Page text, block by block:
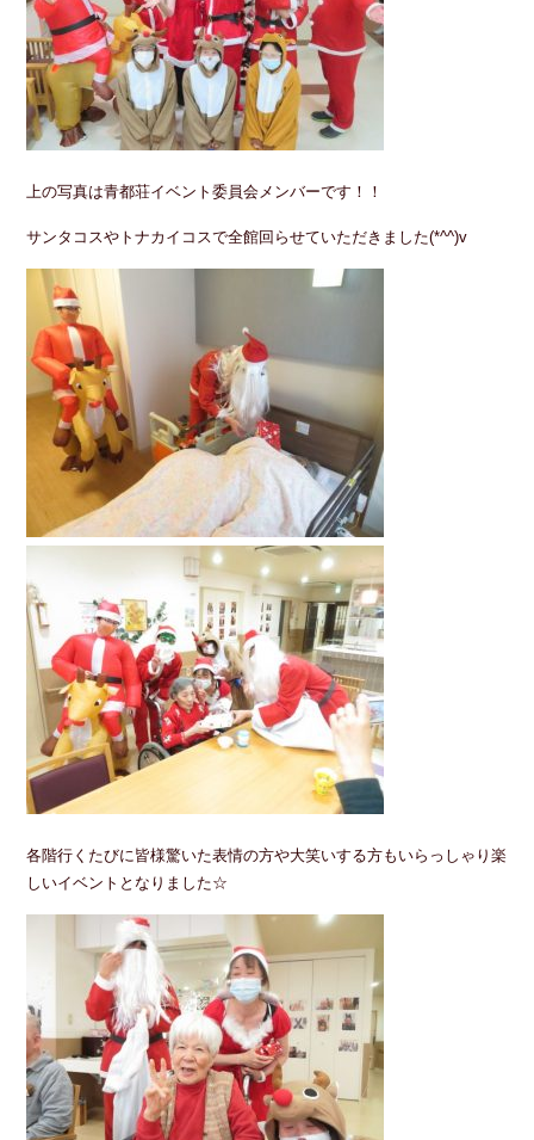
上の写真は青都荘イベント委員会メンバーです！！
サンタコスやトナカイコスで全館回らせていただきました(*^^)v
各階行くたびに皆様驚いた表情の方や大笑いする方もいらっしゃり楽
しいイベントとなりました☆